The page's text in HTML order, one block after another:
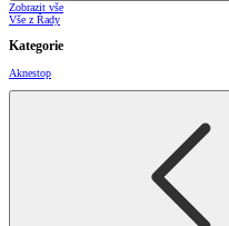
Zobrazit vše
Vše z Řady
Kategorie
Aknestop